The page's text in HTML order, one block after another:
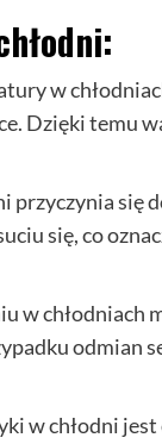
w
Dzięki temu
przyczynia się
się, co
w chłodniach
odmian
w chłodni